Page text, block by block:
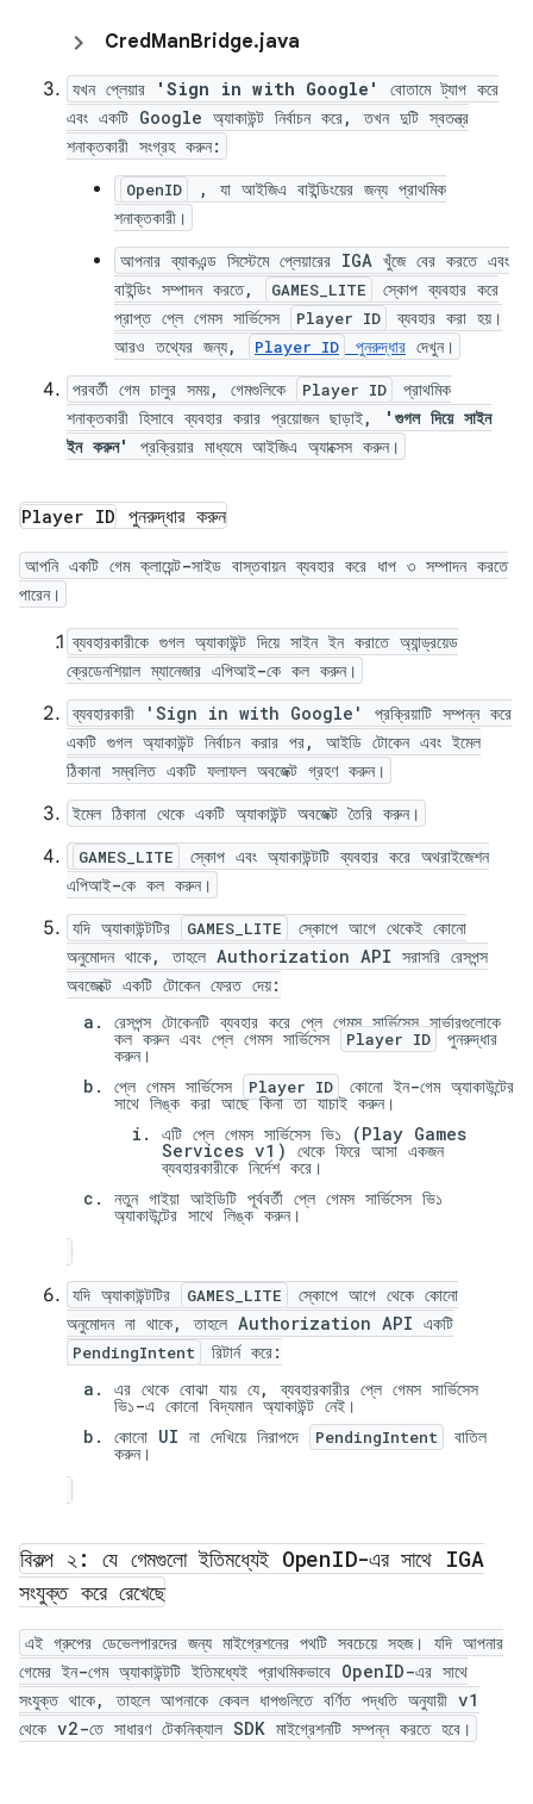
CredManBridge.java
যখন প্লেয়ার 'Sign in with Google'
বোতামে ট্যাপ করে
এবং একটি Google অ্যাকাউন্ট নির্বাচন করে, তখন দুটি স্বতন্ত্র
শনাক্তকারী সংগ্রহ করুন:
OpenID
, যা আইজিএ বাইন্ডিংয়ের জন্য প্রাথমিক
শনাক্তকারী।
আপনার ব্যাকএন্ড সিস্টেমে প্লেয়ারের IGA খুঁজে বের করতে এবং
বাইন্ডিং সম্পাদন করতে,
GAMES_LITE
স্কোপ ব্যবহার করে
প্রাপ্ত প্লে গেমস সার্ভিসেস
Player ID
ব্যবহার করা হয়।
আরও তথ্যের জন্য,
Player ID পুনরুদ্ধার দেখুন।
পরবর্তী গেম চালুর সময়, গেমগুলিকে
Player ID
প্রাথমিক
শনাক্তকারী হিসাবে ব্যবহার করার প্রয়োজন ছাড়াই,
'গুগল দিয়ে সাইন
ইন করুন'
প্রক্রিয়ার মাধ্যমে আইজিএ অ্যাক্সেস করুন।
Player ID পুনরুদ্ধার করুন
আপনি একটি গেম ক্লায়েন্ট-সাইড বাস্তবায়ন ব্যবহার করে ধাপ ৩ সম্পাদন করতে
পারেন।
ব্যবহারকারীকে গুগল অ্যাকাউন্ট দিয়ে সাইন ইন করাতে অ্যান্ড্রয়েড
ক্রেডেনশিয়াল ম্যানেজার এপিআই-কে কল করুন।
ব্যবহারকারী 'Sign in with Google' প্রক্রিয়াটি সম্পন্ন করে
একটি গুগল অ্যাকাউন্ট নির্বাচন করার পর, আইডি টোকেন এবং ইমেল
ঠিকানা সম্বলিত একটি ফলাফল অবজেক্ট গ্রহণ করুন।
ইমেল ঠিকানা থেকে একটি অ্যাকাউন্ট অবজেক্ট তৈরি করুন।
GAMES_LITE
স্কোপ এবং অ্যাকাউন্টটি ব্যবহার করে অথরাইজেশন
এপিআই-কে কল করুন।
যদি অ্যাকাউন্টটির
GAMES_LITE
স্কোপে আগে থেকেই কোনো
অনুমোদন থাকে, তাহলে Authorization API সরাসরি রেসপন্স
অবজেক্টে একটি টোকেন ফেরত দেয়:
রেসপন্স টোকেনটি ব্যবহার করে প্লে গেমস সার্ভিসেস সার্ভারগুলোকে
কল করুন এবং প্লে গেমস সার্ভিসেস Player ID পুনরুদ্ধার
করুন।
প্লে গেমস সার্ভিসেস
Player ID কোনো ইন-গেম অ্যাকাউন্টের
সাথে লিঙ্ক করা আছে কিনা তা যাচাই করুন।
এটি প্লে গেমস সার্ভিসেস ভি১ (Play Games
Services v1) থেকে ফিরে আসা একজন
ব্যবহারকারীকে নির্দেশ করে।
নতুন গাইয়া আইডিটি পূর্ববর্তী প্লে গেমস সার্ভিসেস ভি১
অ্যাকাউন্টের সাথে লিঙ্ক করুন।
যদি অ্যাকাউন্টটির GAMES_LITE
স্কোপে আগে থেকে কোনো
অনুমোদন না থাকে, তাহলে Authorization API একটি
PendingIntent
রিটার্ন করে:
এর থেকে বোঝা যায় যে, ব্যবহারকারীর প্লে গেমস সার্ভিসেস
ভি১-এ কোনো বিদ্যমান অ্যাকাউন্ট নেই।
কোনো UI না দেখিয়ে নিরাপদে
PendingIntent বাতিল
করুন।
বিকল্প ২: যে গেমগুলো ইতিমধ্যেই OpenID-এর সাথে IGA
সংযুক্ত করে রেখেছে
এই গ্রুপের ডেভেলপারদের জন্য মাইগ্রেশনের পথটি সবচেয়ে সহজ। যদি আপনার
গেমের ইন-গেম অ্যাকাউন্টটি ইতিমধ্যেই প্রাথমিকভাবে OpenID-এর সাথে
সংযুক্ত থাকে, তাহলে আপনাকে কেবল ধাপগুলিতে বর্ণিত পদ্ধতি অনুযায়ী v1
থেকে v2-তে সাধারণ টেকনিক্যাল SDK মাইগ্রেশনটি সম্পন্ন করতে হবে।